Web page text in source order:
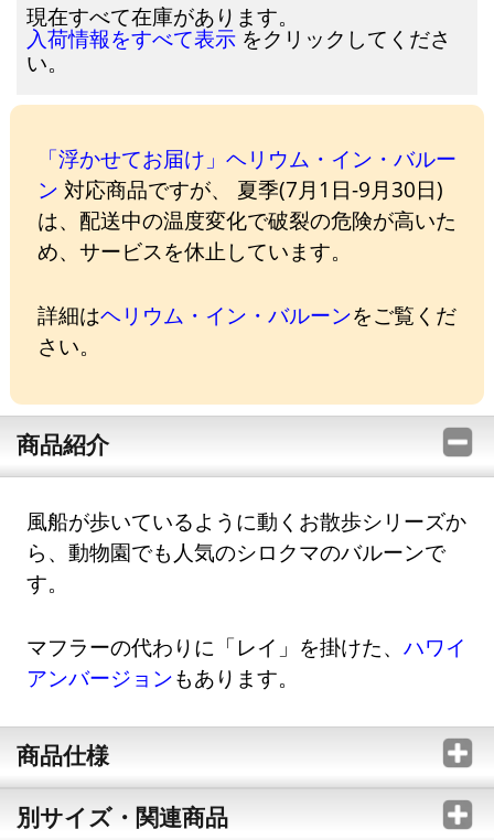
現在すべて在庫があります。
入荷情報をすべて表示 をクリックしてくださ
い。
「浮かせてお届け」ヘリウム・イン・バルー
ン 対応商品ですが、 夏季(7月1日-9月30日)
は、配送中の温度変化で破裂の危険が高いた
め、サービスを休止しています。
詳細はヘリウム・イン・バルーンをご覧くだ
さい。
商品紹介
風船が歩いているように動くお散歩シリーズか
ら、動物園でも人気のシロクマのバルーンで
す。
マフラーの代わりに「レイ」を掛けた、ハワイ
アンバージョンもあります。
商品仕様
別サイズ・関連商品